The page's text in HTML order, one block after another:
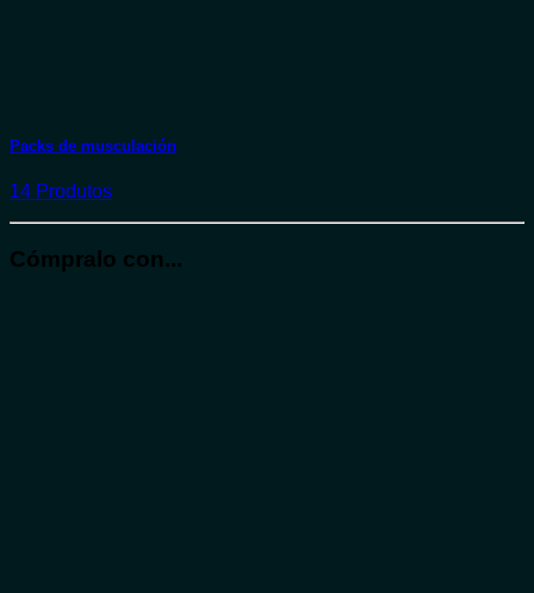
Packs de musculación
14 Produtos
Cómpralo con...